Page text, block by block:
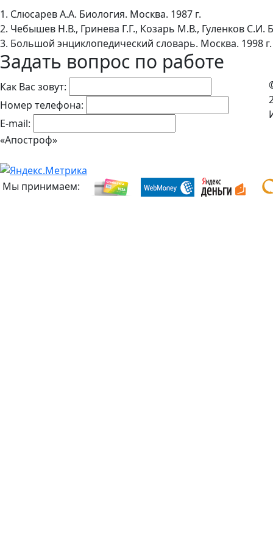
1. Слюсарев А.А. Биология. Москва. 1987 г.
2. Чебышев Н.В., Гринева Г.Г., Козарь М.В., Гуленков С.И.
3. Большой энциклопедический словарь. Москва. 1998 г.
Задать вопрос по работе
Как Вас зовут:
Номер телефона:
E-mail:
«Апостроф»
Мы принимаем: